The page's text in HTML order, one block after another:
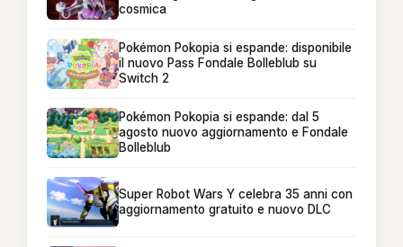
cosmica
Pokémon Pokopia si espande: disponibile
il nuovo Pass Fondale Bolleblub su
Switch 2
Pokémon Pokopia si espande: dal 5
agosto nuovo aggiornamento e Fondale
Bolleblub
Super Robot Wars Y celebra 35 anni con
aggiornamento gratuito e nuovo DLC